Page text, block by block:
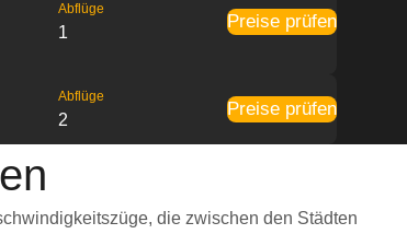
Abflüge
1
Preise prüfen
Abflüge
2
Preise prüfen
die zwischen den Städten